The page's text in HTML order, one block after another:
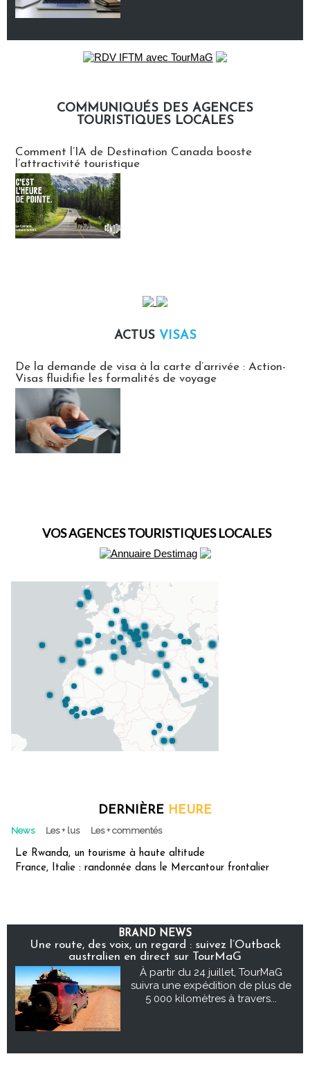
COMMUNIQUÉS DES AGENCES
TOURISTIQUES LOCALES
Comment l’IA de Destination Canada booste
l’attractivité touristique
ACTUS VISAS
De la demande de visa à la carte d’arrivée : Action-
Visas fluidifie les formalités de voyage
VOS AGENCES TOURISTIQUES LOCALES
DERNIÈRE HEURE
News Les + lus Les + commentés
Le Rwanda, un tourisme à haute altitude
France, Italie : randonnée dans le Mercantour frontalier
BRAND NEWS
Une route, des voix, un regard : suivez l’Outback
australien en direct sur TourMaG
À partir du 24 juillet, TourMaG
suivra une expédition de plus de
5 000 kilomètres à travers...